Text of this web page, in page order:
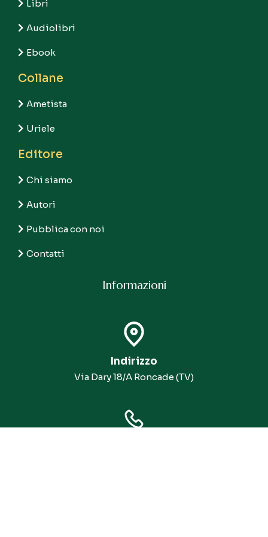
Libri
Audiolibri
Ebook
Collane
Ametista
Uriele
Editore
Chi siamo
Autori
Pubblica con noi
Contatti
Informazioni
Indirizzo
Via Dary 18/A Roncade (TV)